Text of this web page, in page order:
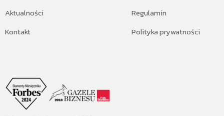
Aktualności
Kontakt
Regulamin
Polityka prywatności